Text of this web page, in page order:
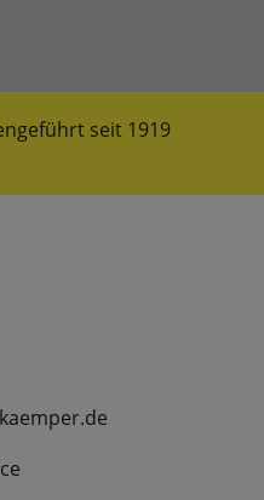
Shops.
websale_useragreement
Diese Cookies speichern
www.pferdekaemper.de
ws_basket_pferdekaemper
Dieses Cookie speichert
seit 1919